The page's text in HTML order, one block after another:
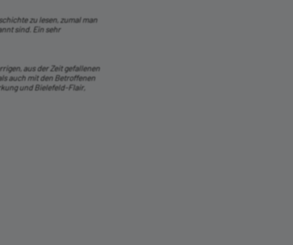
zu lesen, zumal man
sind. Ein sehr
aus der Zeit gefallenen
auch mit den Betroffenen
und Bielefeld-Flair,